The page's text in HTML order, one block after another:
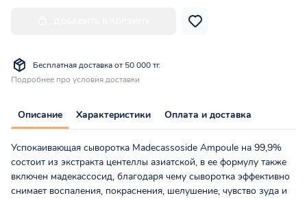
Бесплатная доставка от 50 000 тг.
Подробнее про условия доставки
Описание Характеристики Оплата и доставка
Успокаивающая сыворотка Madecassoside Ampoule на 99,9%
состоит из экстракта центеллы азиатской, в ее формулу также
включен мадекассосид, благодаря чему сыворотка эффективно
снимает воспаления, покраснения, шелушение, чувство зуда и